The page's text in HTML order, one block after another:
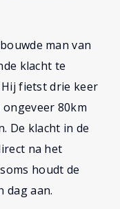
man van
klacht te
fietst drie keer
ongeveer 80km
De klacht in de
na het
houdt de
dag aan.